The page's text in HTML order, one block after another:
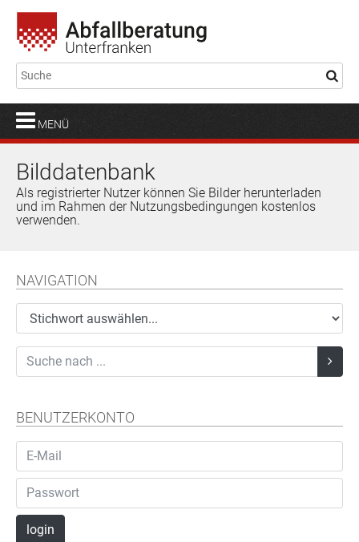
MENÜ
Bilddatenbank
Als registrierter Nutzer können Sie Bilder herunterladen
und im Rahmen der Nutzungsbedingungen kostenlos
verwenden.
NAVIGATION
BENUTZERKONTO
login